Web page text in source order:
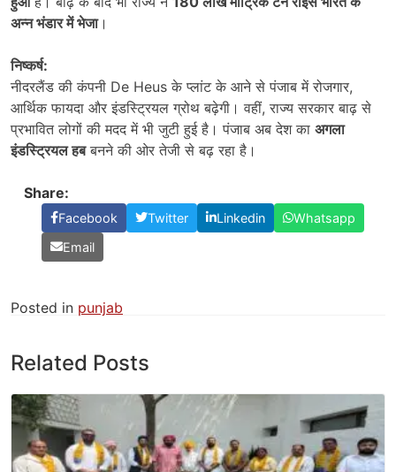
अन्न भंडार में भेजा।
निष्कर्ष:
नीदरलैंड की कंपनी De Heus के प्लांट के आने से पंजाब में रोजगार,
आर्थिक फायदा और इंडस्ट्रियल ग्रोथ बढ़ेगी। वहीं, राज्य सरकार बाढ़ से
प्रभावित लोगों की मदद में भी जुटी हुई है। पंजाब अब देश का अगला
इंडस्ट्रियल हबबनने की ओर तेजी से बढ़ रहा है।
Share:
Facebook Twitter Linkedin
Whatsapp
Email
Posted in punjab
Related Posts